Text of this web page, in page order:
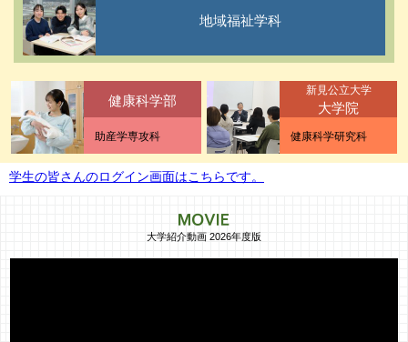
地域福祉学科
健康科学部
助産学専攻科
新見公立大学
大学院
健康科学研究科
学生の皆さんのログイン画面はこちらです。
大学紹介動画 2026年度版